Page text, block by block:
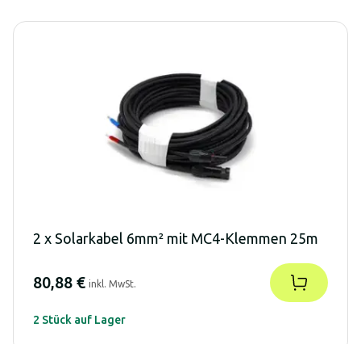
2 x Solarkabel 6mm² mit MC4-Klemmen 25m
80,88 € inkl. MwSt.
2 Stück auf Lager